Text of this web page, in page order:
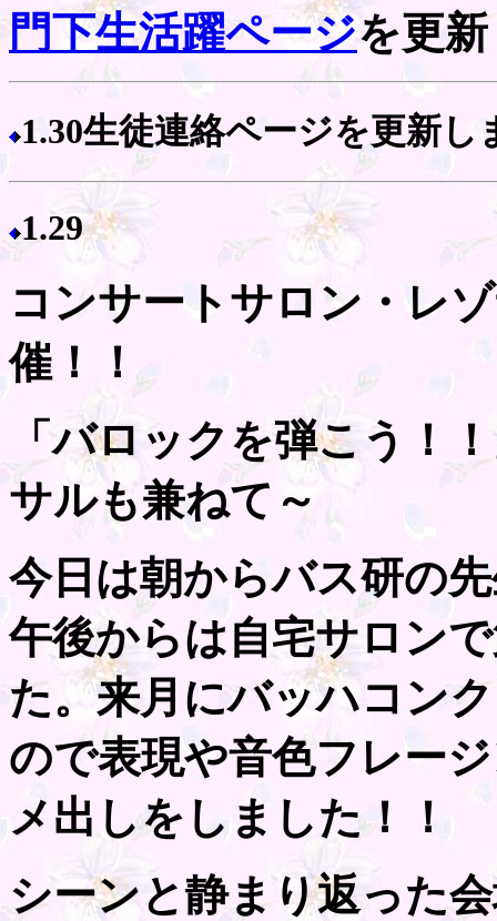
門下生活躍ページを更
1.30生徒連絡ページを更新し
1.29
コンサートサロン・レ
催！！
「バロックを弾こう！
サルも兼ねて～
今日は朝からバス研の
午後からは自宅サロン
た。来月にバッハコン
ので表現や音色フレー
メ出しをしました！！
シーンと静まり返った